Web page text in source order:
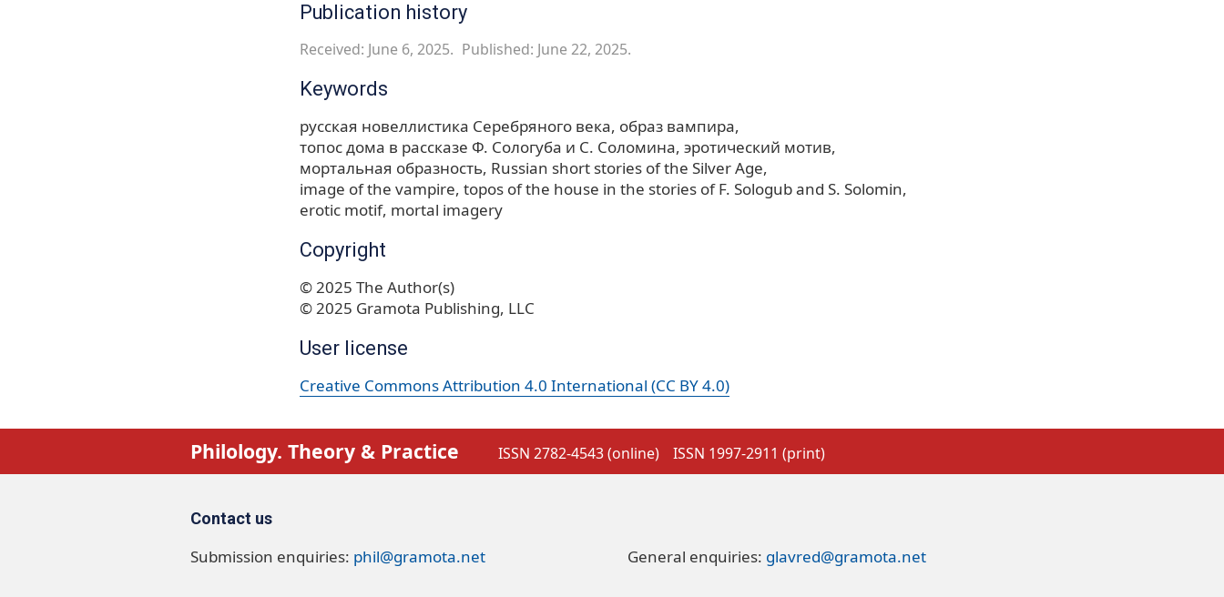
Publication history
Received: June 6, 2025. Published: June 22, 2025.
Keywords
русская новеллистика Серебряного века образ вампира
топос дома в рассказе Ф. Сологуба и С. Соломина эротический мотив
мортальная образность Russian short stories of the Silver Age
image of the vampire topos of the house in the stories of F. Sologub and S. Solomin
erotic motif mortal imagery
Copyright
© 2025 The Author(s)
© 2025 Gramota Publishing, LLC
User license
Creative Commons Attribution 4.0 International (CC BY 4.0)
Philology. Theory & Practice ISSN 2782-4543 (online) ISSN 1997-2911 (print)
Contact us
Submission enquiries: phil@gramota.net General enquiries: glavred@gramota.net